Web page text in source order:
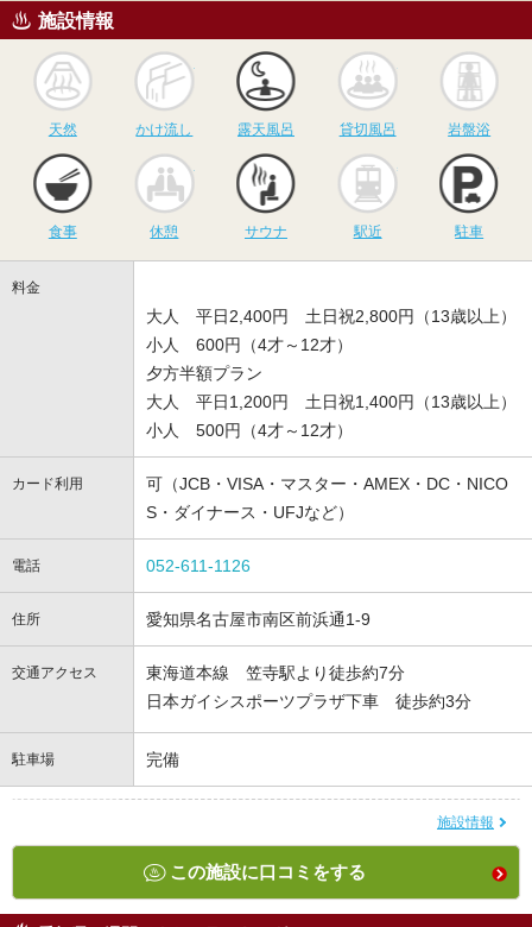
施設情報
天然
かけ流し
かけ流し
露天風呂
露天風呂
貸切風呂
貸切風呂 岩盤浴
食事 休憩
サウナ
サウナ 駅近 駐車
料金
大人 平日2,400円 土日祝2,800円（13歳以上）
小人 600円（4才～12才）
夕方半額プラン
大人 平日1,200円 土日祝1,400円（13歳以上）
小人 500円（4才～12才）
カード利用
可（JCB・VISA・マスター・AMEX・DC・NICO
S・ダイナース・UFJなど）
電話 052-611-1126
住所 愛知県名古屋市南区前浜通1-9
交通アクセス
東海道本線 笠寺駅より徒歩約7分
日本ガイシスポーツプラザ下車 徒歩約3分
駐車場 完備
施設情報
この施設に口コミをする